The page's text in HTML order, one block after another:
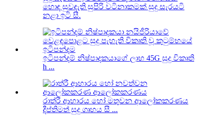
හොඳ සුවඳැති සුපිරි වටිනාකමක් සුදු සැරයටි
නළා ඉටි සී.
ඉටිපන්දම් නිෂ්පාදකයාගේ ලාභ 45G සුදු විකෘති
h ...
රාත්රී ආහාරය හෝ මතුවන ආලෝකකරණය
දීප්තිමත් සුදු ගෘහය සී ...